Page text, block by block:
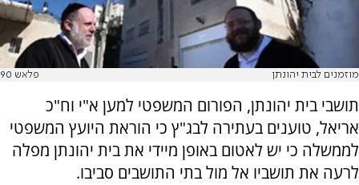
מוזמנים לבית יהונתן פלאש 90
תושבי בית יהונתן, הפורום המשפטי למען א"י וח"כ
אריאל, טוענים בעתירה לבג"ץ כי הוראת היועץ המשפטי
לממשלה כי יש לאטום באופן מיידי את בית יהונתן מפלה
לרעה את תושביו אל מול בתי התושבים סביבו.